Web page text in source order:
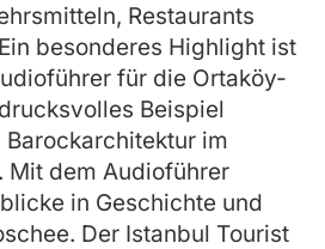
Restaurants
besonderes Highlight ist
für die Ortaköy-
Beispiel
im
Mit dem Audioführer
in Geschichte und
Der Istanbul Tourist